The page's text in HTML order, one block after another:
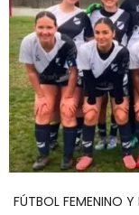
FÚTBOL FEMENINO Y